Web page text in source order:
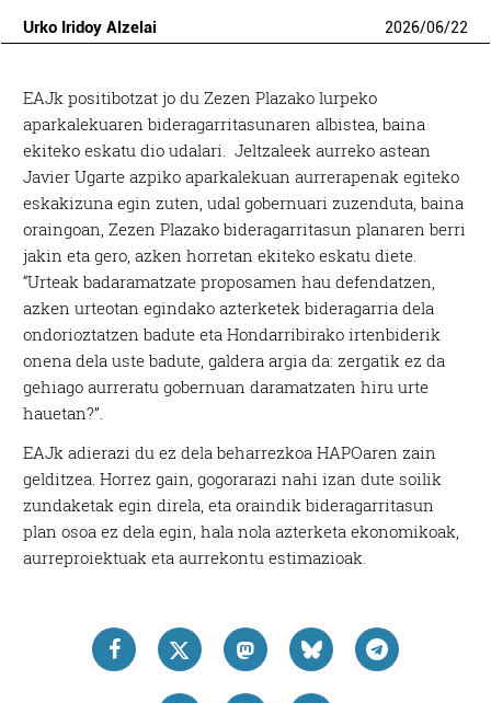
Urko Iridoy Alzelai 2026/06/22
EAJk positibotzat jo du Zezen Plazako lurpeko
aparkalekuaren bideragarritasunaren albistea, baina
ekiteko eskatu dio udalari. Jeltzaleek aurreko astean
Javier Ugarte azpiko aparkalekuan aurrerapenak egiteko
eskakizuna egin zuten, udal gobernuari zuzenduta, baina
oraingoan, Zezen Plazako bideragarritasun planaren berri
jakin eta gero, azken horretan ekiteko eskatu diete.
“Urteak badaramatzate proposamen hau defendatzen,
azken urteotan egindako azterketek bideragarria dela
ondorioztatzen badute eta Hondarribirako irtenbiderik
onena dela uste badute, galdera argia da: zergatik ez da
gehiago aurreratu gobernuan daramatzaten hiru urte
hauetan?”.
EAJk adierazi du ez dela beharrezkoa HAPOaren zain
gelditzea. Horrez gain, gogorarazi nahi izan dute soilik
zundaketak egin direla, eta oraindik bideragarritasun
plan osoa ez dela egin, hala nola azterketa ekonomikoak,
aurreproiektuak eta aurrekontu estimazioak.